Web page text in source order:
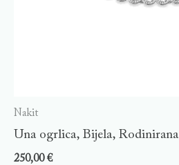
Nakit
Una ogrlica, Bijela, Rodinirana
250,00€